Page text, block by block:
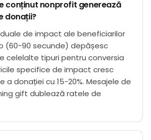
conținut nonprofit generează
donații?
de impact ale beneficiarilor
(60-90 secunde) depășesc
celelalte tipuri pentru conversia
specifice de impact cresc
a donației cu 15-20%. Mesajele de
gift dublează ratele de